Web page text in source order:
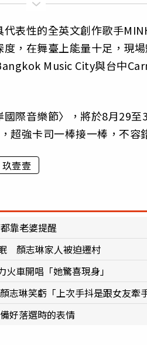
表性的全英文創作歌手
，在舞臺上能量十足，現
Music City與台中
際音樂節〉，將於8月29
超強卡司一棒接一棒，不容
玖壹壹
靠老婆提醒
顏志琳家人被迫遷村
車開唱「她驚喜現身」
琳笑虧「上次手抖是跟女友牽手
好落選時的表情